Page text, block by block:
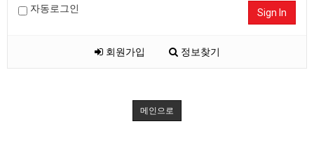
자동로그인 Sign In
회원가입 정보찾기
메인으로